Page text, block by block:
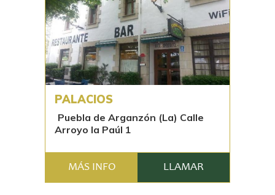
PALACIOS
Puebla de Arganzón (La) Calle
Arroyo la Paúl 1
MÁS INFO LLAMAR